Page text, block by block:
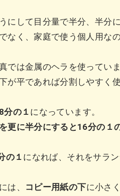
にして目分量で半分、半分
なく、家庭で使う個人用な
では金属のヘラを使っていま
が平であれば分割しやすく
分の１ になっています。
更に半分にすると16分の１
の１ になれば、それをサラ
は、 コピー用紙の下に小さ